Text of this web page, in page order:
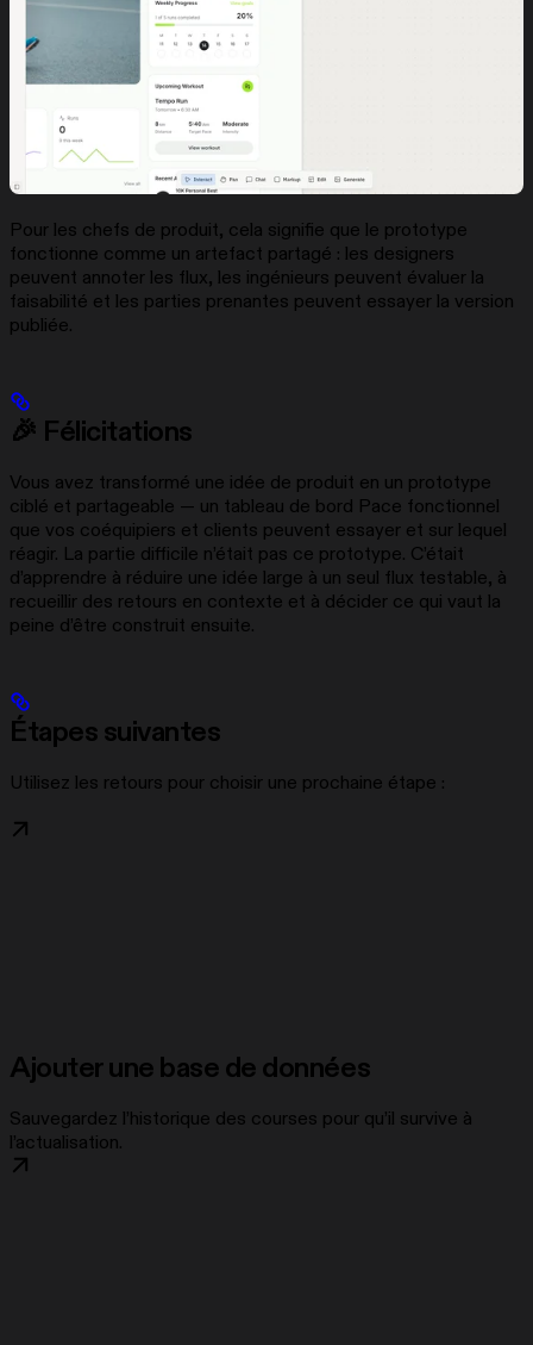
Pour les chefs de produit, cela signifie que le prototype
fonctionne comme un artefact partagé : les designers
peuvent annoter les flux, les ingénieurs peuvent évaluer la
faisabilité et les parties prenantes peuvent essayer la version
publiée.
🎉 Félicitations
Vous avez transformé une idée de produit en un prototype
ciblé et partageable — un tableau de bord Pace fonctionnel
que vos coéquipiers et clients peuvent essayer et sur lequel
réagir. La partie difficile n’était pas ce prototype. C’était
d’apprendre à réduire une idée large à un seul flux testable, à
recueillir des retours en contexte et à décider ce qui vaut la
peine d’être construit ensuite.
Étapes suivantes
Utilisez les retours pour choisir une prochaine étape :
Ajouter une base de données
Sauvegardez l’historique des courses pour qu’il survive à
l’actualisation.